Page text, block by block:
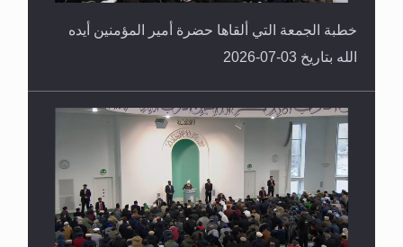
خطبة الجمعة التي ألقاها حضرة أمير المؤمنين أيده
الله بتاريخ 03-07-2026